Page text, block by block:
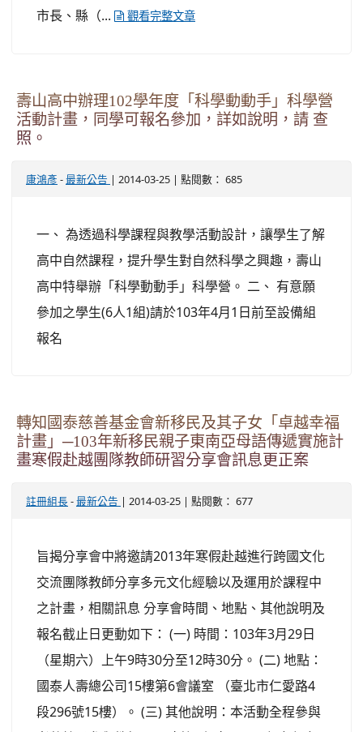
市長、縣（...
觀看完整文章
壽山高中辦理102學年度「科學動動手」科學營
活動計畫，同學可報名參加，詳如說明，請 查
照。
康鴻彥 - 最新公告 | 2014-03-25 | 點閱數： 685
一、 為透過科學課程與教學活動設計，讓學生了解
高中自然課程，提升學生對自然科學之興趣，壽山
高中特舉辦「科學動動手」科學營。 二、 有意願
參加之學生(6人1組)請於103年4月1日前至設備組
報名
轉知國泰慈善基金會新移民及其子女「卓越幸福
計畫」─103年新移民親子東南亞母語傳遞實施計
畫寒假赴越團隊教師研習分享會訊息更正案
註冊組長 - 最新公告 | 2014-03-25 | 點閱數： 677
旨揭分享會中將邀請2013年寒假赴越進行跨國文化
交流團隊教師分享多元文化經驗以及運用於課程中
之計畫，相關訊息 分享會時間、地點、其他說明及
報名截止日更動如下： (一) 時間：103年3月29日
（星期六）上午9時30分至12時30分。 (二) 地點：
國泰人壽總公司15樓第6會議室 （臺北市仁愛路4
段296號15樓）。 (三) 其他說明：本活動全程參與